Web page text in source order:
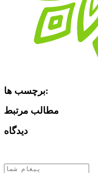
برچسب ها:
مطالب مرتبط
دیدگاه